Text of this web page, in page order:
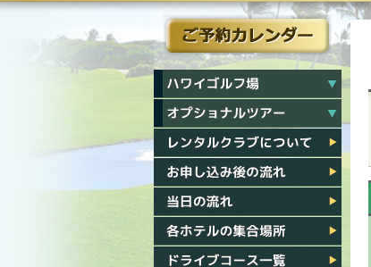
ホーム タチバナについて
ご予約カレンダー
ハワイゴルフ場一覧
ハワイオプショナルツアー一覧
レンタルクラブについて
お申し込み後の流れ
当日の流れ
各ホテル集合場所